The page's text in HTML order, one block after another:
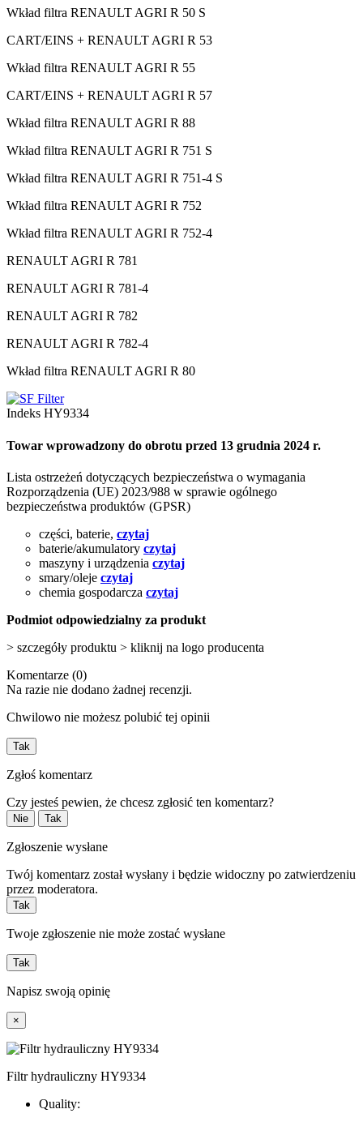
Wkład filtra RENAULT AGRI R 50 S
CART/EINS + RENAULT AGRI R 53
Wkład filtra RENAULT AGRI R 55
CART/EINS + RENAULT AGRI R 57
Wkład filtra RENAULT AGRI R 88
Wkład filtra RENAULT AGRI R 751 S
Wkład filtra RENAULT AGRI R 751-4 S
Wkład filtra RENAULT AGRI R 752
Wkład filtra RENAULT AGRI R 752-4
RENAULT AGRI R 781
RENAULT AGRI R 781-4
RENAULT AGRI R 782
RENAULT AGRI R 782-4
Wkład filtra RENAULT AGRI R 80
Indeks HY9334
Towar wprowadzony do obrotu przed 13 grudnia 2024 r.
Lista ostrzeżeń dotyczących bezpieczeństwa o wymagania
Rozporządzenia (UE) 2023/988 w sprawie ogólnego
bezpieczeństwa produktów (GPSR)
części, baterie, czytaj
baterie/akumulatory czytaj
maszyny i urządzenia czytaj
smary/oleje czytaj
chemia gospodarcza czytaj
Podmiot odpowiedzialny za produkt
> szczegóły produktu > kliknij na logo producenta
Komentarze (0)
Na razie nie dodano żadnej recenzji.
Chwilowo nie możesz polubić tej opinii
Tak
Zgłoś komentarz
Czy jesteś pewien, że chcesz zgłosić ten komentarz?
Nie Tak
Zgłoszenie wysłane
Twój komentarz został wysłany i będzie widoczny po zatwierdzeniu
przez moderatora.
Tak
Twoje zgłoszenie nie może zostać wysłane
Tak
Napisz swoją opinię
×
Filtr hydrauliczny HY9334
Quality: